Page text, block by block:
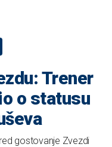
Trener
o statusu
gostovanje Zvezdi